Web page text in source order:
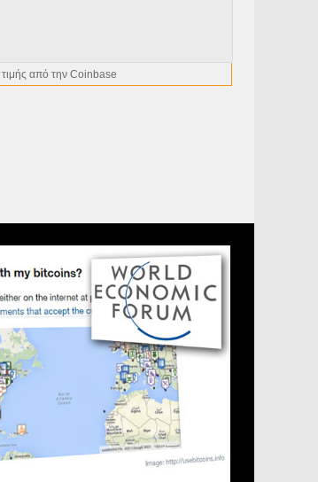
τιμής από την Coinbase